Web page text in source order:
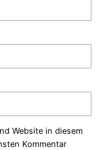
Website in diesem
Kommentar